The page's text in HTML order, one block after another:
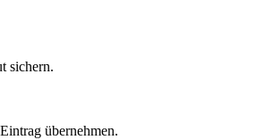
sichern.
übernehmen.